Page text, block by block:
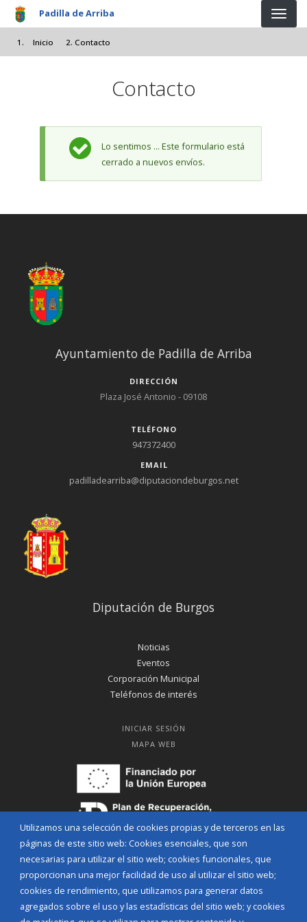
Pasar al contenido principal
Padilla de Arriba
Inicio Contacto
Contacto
Mensaje de estado
Lo sentimos ... Este formulario está
cerrado a nuevos envíos.
Utilizamos una selección de cookies propias y de terceros en las
páginas de este sitio web: Cookies esenciales, que son
necesarias para utilizar el sitio web; cookies funcionales, que
proporcionan una mejor facilidad de uso al utilizar el sitio web;
cookies de rendimiento, que utilizamos para generar datos
agregados sobre el uso y las estadísticas del sitio web; y cookies
Ayuntamiento de Padilla de Arriba
DIRECCIÓN
Plaza José Antonio - 09108
TELÉFONO
947372400
EMAIL
padilladearriba@diputaciondeburgos.net
Diputación de Burgos
Noticias
Eventos
Corporación Municipal
Teléfonos de interés
INICIAR SESIÓN
MAPA WEB